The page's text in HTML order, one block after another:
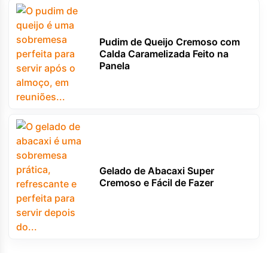
Pudim de Queijo Cremoso com
Calda Caramelizada Feito na
Panela
Gelado de Abacaxi Super
Cremoso e Fácil de Fazer